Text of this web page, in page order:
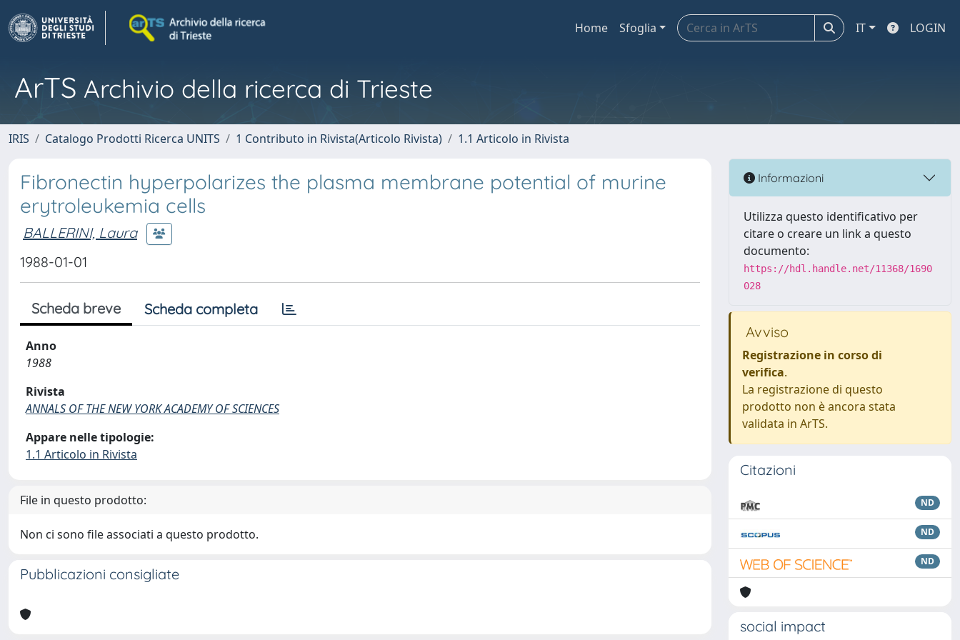
Home Sfoglia IT LOGIN
ArTS Archivio della ricerca di Trieste
IRIS Catalogo Prodotti Ricerca UNITS 1 Contributo in Rivista(Articolo Rivista) 1.1 Articolo in Rivista
Fibronectin hyperpolarizes the plasma membrane potential of murine
erytroleukemia cells
BALLERINI, Laura
1988-01-01
Scheda breve Scheda completa
Anno
1988
Rivista
ANNALS OF THE NEW YORK ACADEMY OF SCIENCES
Appare nelle tipologie:
1.1 Articolo in Rivista
File in questo prodotto:
Non ci sono file associati a questo prodotto.
Pubblicazioni consigliate
Informazioni
Utilizza questo identificativo per
citare o creare un link a questo
documento:
https://hdl.handle.net/11368/1690
028
Avviso
Registrazione in corso di
verifica.
La registrazione di questo
prodotto non è ancora stata
validata in ArTS.
Citazioni
ND
ND
ND
social impact